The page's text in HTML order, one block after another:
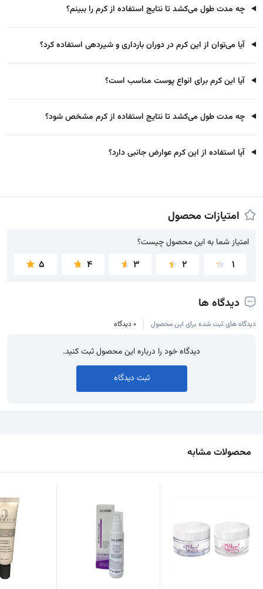
چه مدت طول می‌کشد تا نتایج استفاده از کرم را ببینم؟
آیا می‌توان از این کرم در دوران بارداری و شیردهی استفاده کرد؟
آیا این کرم برای انواع پوست مناسب است؟
چه مدت طول می‌کشد تا نتایج استفاده از کرم مشخص شود؟
آیا استفاده از این کرم عوارض جانبی دارد؟
امتیازات محصول
امتیاز شما به این محصول چیست؟
امتیاز شما به این محصول چیست؟
1
2
3
4
5
دیدگاه ها
دیدگاه های ثبت شده برای این محصول 0 دیدگاه
دیدگاه خود را درباره این محصول ثبت کنید.
ثبت دیدگاه
محصولات مشابه